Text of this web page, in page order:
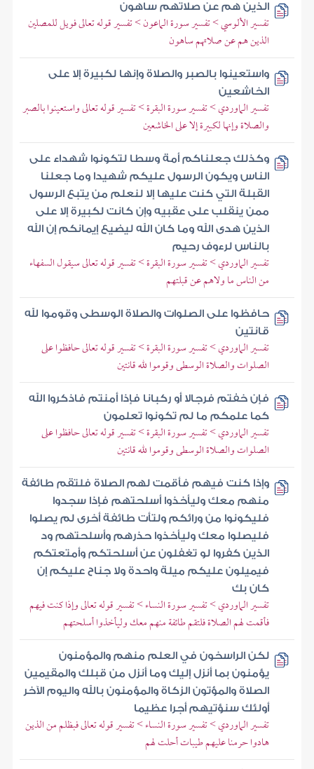
الذين هم عن صلاتهم ساهون
تفسير الألوسي > تفسير سورة الماعون > تفسير قوله تعالى فويل للمصلين
الذين هم عن صلاتهم ساهون
واستعينوا بالصبر والصلاة وإنها لكبيرة إلا على
الخاشعين
تفسير الماوردي > تفسير سورة البقرة > تفسير قوله تعالى واستعينوا بالصبر
والصلاة وإنها لكبيرة إلا على الخاشعين
وكذلك جعلناكم أمة وسطا لتكونوا شهداء على
الناس ويكون الرسول عليكم شهيدا وما جعلنا
القبلة التي كنت عليها إلا لنعلم من يتبع الرسول
ممن ينقلب على عقبيه وإن كانت لكبيرة إلا على
الذين هدى الله وما كان الله ليضيع إيمانكم إن الله
بالناس لرءوف رحيم
تفسير الماوردي > تفسير سورة البقرة > تفسير قوله تعالى سيقول السفهاء
من الناس ما ولاهم عن قبلتهم
حافظوا على الصلوات والصلاة الوسطى وقوموا لله
قانتين
تفسير الماوردي > تفسير سورة البقرة > تفسير قوله تعالى حافظوا على
الصلوات والصلاة الوسطى وقوموا لله قانتين
فإن خفتم فرجالا أو ركبانا فإذا أمنتم فاذكروا الله
كما علمكم ما لم تكونوا تعلمون
تفسير الماوردي > تفسير سورة البقرة > تفسير قوله تعالى حافظوا على
الصلوات والصلاة الوسطى وقوموا لله قانتين
وإذا كنت فيهم فأقمت لهم الصلاة فلتقم طائفة
منهم معك وليأخذوا أسلحتهم فإذا سجدوا
فليكونوا من ورائكم ولتأت طائفة أخرى لم يصلوا
فليصلوا معك وليأخذوا حذرهم وأسلحتهم ود
الذين كفروا لو تغفلون عن أسلحتكم وأمتعتكم
فيميلون عليكم ميلة واحدة ولا جناح عليكم إن
كان بك
تفسير الماوردي > تفسير سورة النساء > تفسير قوله تعالى وإذا كنت فيهم
فأقمت لهم الصلاة فلتقم طائفة منهم معك وليأخذوا أسلحتهم
لكن الراسخون في العلم منهم والمؤمنون
يؤمنون بما أنزل إليك وما أنزل من قبلك والمقيمين
الصلاة والمؤتون الزكاة والمؤمنون بالله واليوم الآخر
أولئك سنؤتيهم أجرا عظيما
تفسير الماوردي > تفسير سورة النساء > تفسير قوله تعالى فبظلم من الذين
هادوا حرمنا عليهم طيبات أحلت لهم